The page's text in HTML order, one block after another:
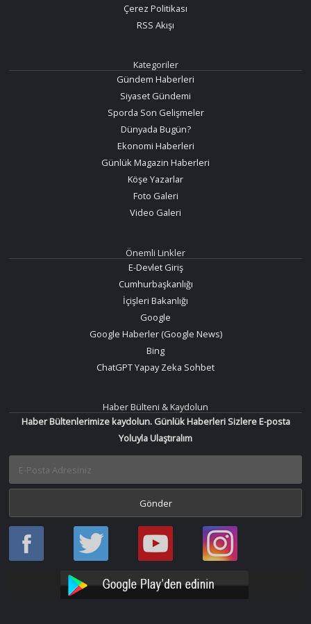
Çerez Politikası
RSS Akışı
Kategoriler
Gündem Haberleri
Siyaset Gündemi
Sporda Son Gelişmeler
Dünyada Bugün?
Ekonomi Haberleri
Günlük Magazin Haberleri
Köşe Yazarlar
Foto Galeri
Video Galeri
Önemli Linkler
E-Devlet Giriş
Cumhurbaşkanlığı
İçişleri Bakanlığı
Google
Google Haberler (Google News)
Bing
ChatGPT Yapay Zeka Sohbet
Haber Bülteni & Kaydolun
Haber Bültenlerimize kaydolun. Günlük Haberleri Sizlere E-posta
Yoluyla Ulaştıralım
Haber
Oku
Haber
Oku
Bir
Haber
YouTube
Bir
Haber
Instagram